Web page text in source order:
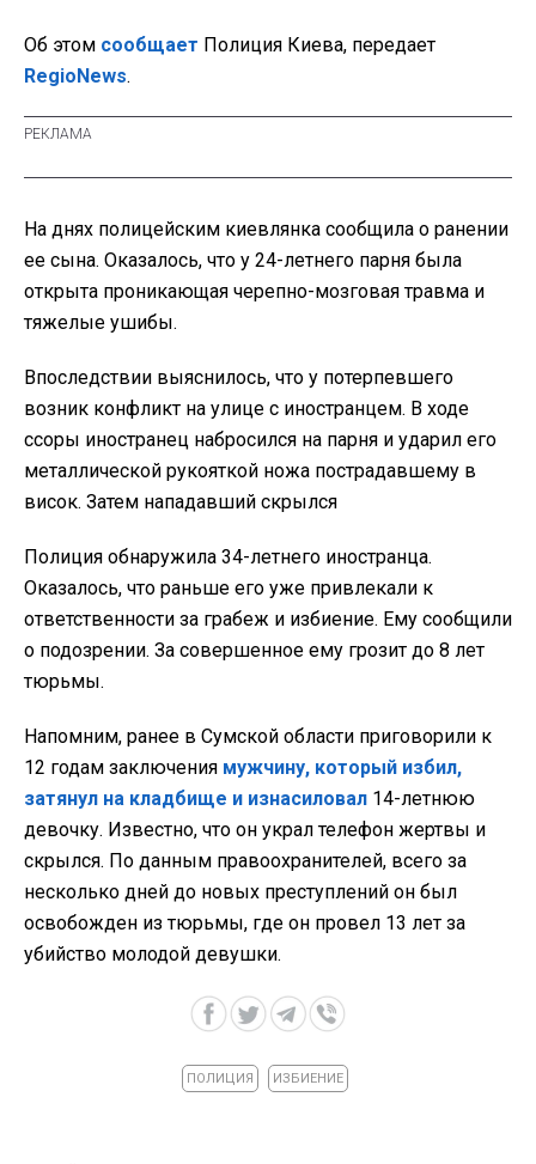
Об этом сообщает Полиция Киева, передает
RegioNews.
На днях полицейским киевлянка сообщила о ранении
ее сына. Оказалось, что у 24-летнего парня была
открыта проникающая черепно-мозговая травма и
тяжелые ушибы.
Впоследствии выяснилось, что у потерпевшего
возник конфликт на улице с иностранцем. В ходе
ссоры иностранец набросился на парня и ударил его
металлической рукояткой ножа пострадавшему в
висок. Затем нападавший скрылся
Полиция обнаружила 34-летнего иностранца.
Оказалось, что раньше его уже привлекали к
ответственности за грабеж и избиение. Ему сообщили
о подозрении. За совершенное ему грозит до 8 лет
тюрьмы.
Напомним, ранее в Сумской области приговорили к
12 годам заключения мужчину, который избил,
затянул на кладбище и изнасиловал 14-летнюю
девочку. Известно, что он украл телефон жертвы и
скрылся. По данным правоохранителей, всего за
несколько дней до новых преступлений он был
освобожден из тюрьмы, где он провел 13 лет за
убийство молодой девушки.
ПОЛИЦИЯ ИЗБИЕНИЕ